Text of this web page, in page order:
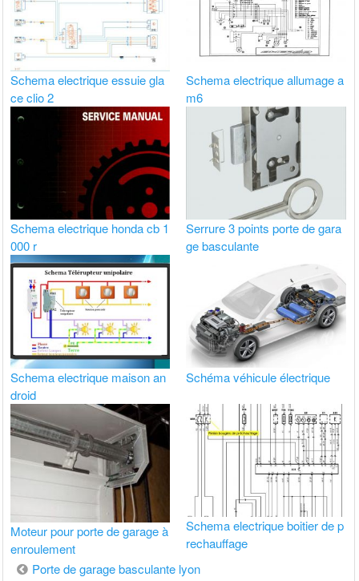
Schema electrique essuie gla
ce clio 2
Schema electrique allumage a
m6
Schema electrique honda cb 1
000 r
Serrure 3 points porte de gara
ge basculante
Schema electrique maison an
droid
Schéma véhicule électrique
Moteur pour porte de garage à
enroulement
Schema electrique boitier de p
rechauffage
Navigation
Porte de garage basculante lyon